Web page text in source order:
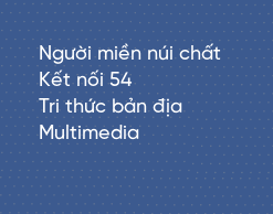
Người miền núi chất
Kết nối 54
Tri thức bản địa
Multimedia